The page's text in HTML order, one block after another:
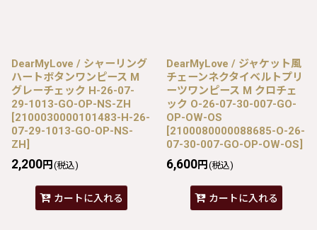
DearMyLove / シャーリング
ハートボタンワンピース M
グレーチェック H-26-07-
29-1013-GO-OP-NS-ZH
[2100030000101483-H-26-
07-29-1013-GO-OP-NS-
ZH]
2,200円 (税込)
カートに入れる
DearMyLove / ジャケット風
チェーンネクタイベルトプリ
ーツワンピース M クロチェ
ック O-26-07-30-007-GO-
OP-OW-OS
[2100080000088685-O-26-
07-30-007-GO-OP-OW-OS]
6,600円 (税込)
カートに入れる